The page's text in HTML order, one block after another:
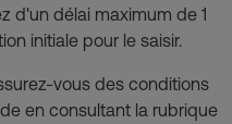
d'un délai maximum de 1
initiale pour le saisir.
vous des conditions
en consultant la rubrique